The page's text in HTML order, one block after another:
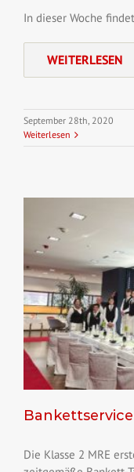
In dieser Woche
WEITERLESEN
September 28th, 2020
Weiterlesen
Bankettservice
Die Klasse 2 MRE